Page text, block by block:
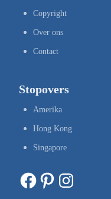
Copyright
Over ons
Contact
Stopovers
Amerika
Hong Kong
Singapore
Facebook Pinterest Instagram